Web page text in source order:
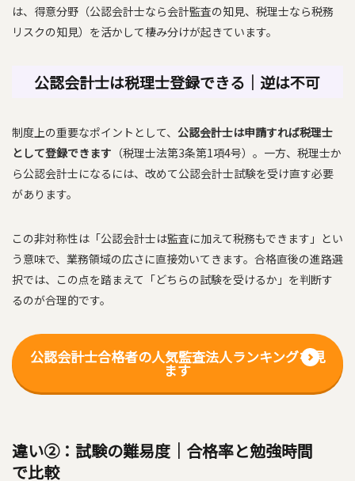
は、得意分野（公認会計士なら会計監査の知見、税理士なら税務
リスクの知見）を活かして棲み分けが起きています。
公認会計士は税理士登録できる｜逆は不可
制度上の重要なポイントとして、 公認会計士は申請すれば税理士
として登録できます （税理士法第3条第1項4号）。一方、税理士か
ら公認会計士になるには、改めて公認会計士試験を受け直す必要
があります。
この非対称性は「公認会計士は監査に加えて税務もできます」とい
う意味で、業務領域の広さに直接効いてきます。合格直後の進路選
択では、この点を踏まえて「どちらの試験を受けるか」を判断す
るのが合理的です。
公認会計士合格者の人気監査法人ランキングを見
ます
違い②：試験の難易度｜合格率と勉強時間
で比較